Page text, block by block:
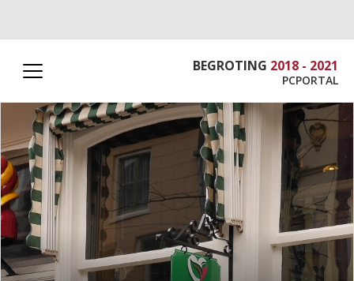
BEGROTING 2018 - 2021
PCPORTAL